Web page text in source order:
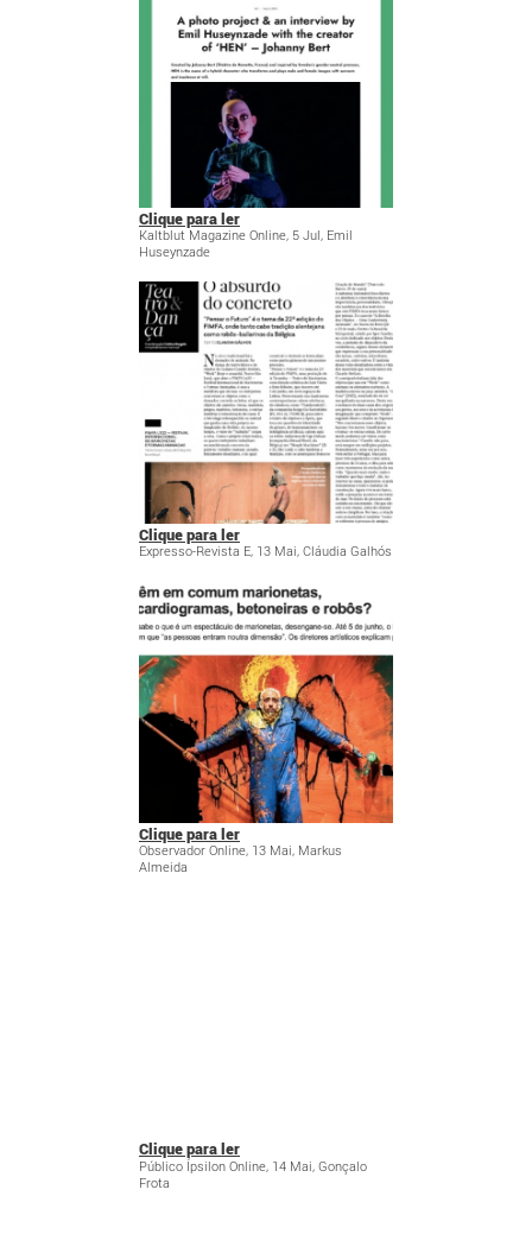
Clique para ler
Kaltblut Magazine Online, 5 Jul, Emil
Huseynzade
Clique para ler
Expresso-Revista E, 13 Mai, Cláudia Galhós
Clique para ler
Observador Online, 13 Mai, Markus
Almeida
Clique para ler
Público Ípsilon Online, 14 Mai, Gonçalo
Frota